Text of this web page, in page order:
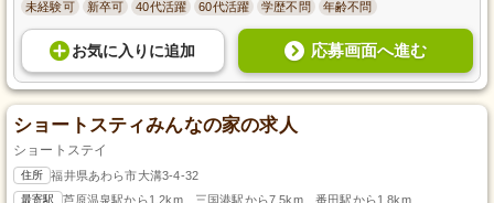
未経験可 新卒可 40代活躍 60代活躍 学歴不問 年齢不問
お気に入り に追加 応募画面へ進む
ショートスティみんなの家の求人
ショートステイ
住所 福井県あわら市大溝3-4-32
最寄駅 芦原温泉駅から1.2km、三国港駅から7.5km、番田駅から1.8km